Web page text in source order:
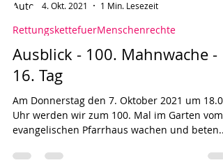
4. Okt. 2021
1 Min. Lesezeit
RettungskettefuerMenschenrechte
Ausblick - 100. Mahnwache -
16. Tag
Am Donnerstag den 7. Oktober 2021 um 18.00
evangelischen Pfarrhaus wachen und beten.